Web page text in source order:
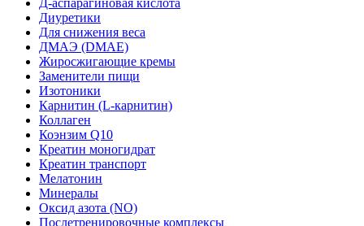
Д-аспарагиновая кислота
Диуретики
Для снижения веса
ДМАЭ (DMAE)
Жиросжигающие кремы
Заменители пищи
Изотоники
Карнитин (L-карнитин)
Коллаген
Коэнзим Q10
Креатин моногидрат
Креатин транспорт
Мелатонин
Минералы
Оксид азота (NO)
Послетренировочные комплексы